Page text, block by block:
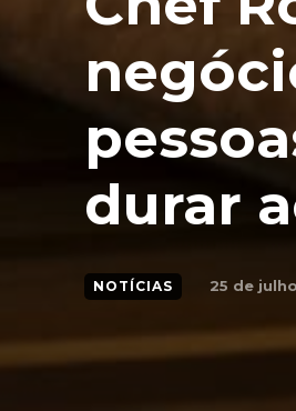
durar
NOTÍCIAS 25 de